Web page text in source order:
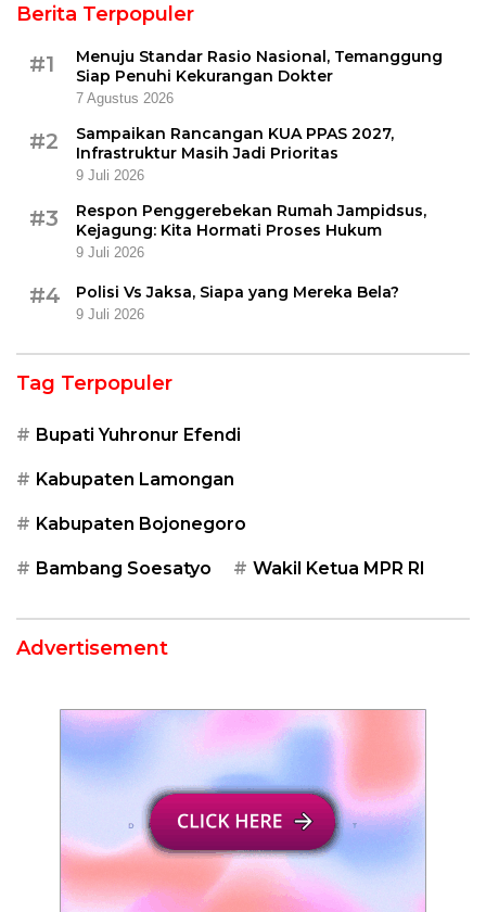
Berita Terpopuler
#1
Menuju Standar Rasio Nasional, Temanggung
Siap Penuhi Kekurangan Dokter
7 Agustus 2026
#2
Sampaikan Rancangan KUA PPAS 2027,
Infrastruktur Masih Jadi Prioritas
9 Juli 2026
#3
Respon Penggerebekan Rumah Jampidsus,
Kejagung: Kita Hormati Proses Hukum
9 Juli 2026
#4 Polisi Vs Jaksa, Siapa yang Mereka Bela?
9 Juli 2026
Tag Terpopuler
Bupati Yuhronur Efendi
Kabupaten Lamongan
Kabupaten Bojonegoro
Bambang Soesatyo Wakil Ketua MPR RI
Advertisement